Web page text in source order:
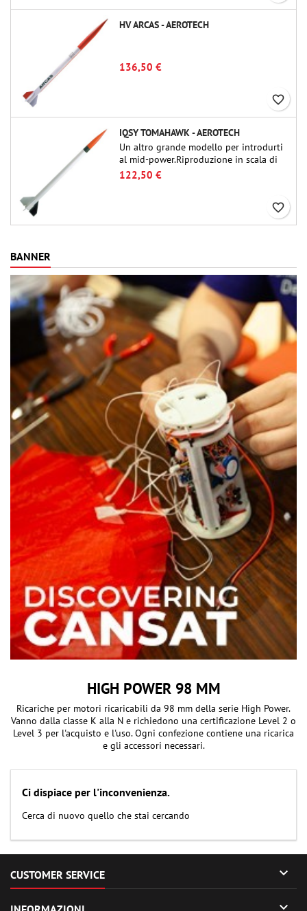
HV ARCAS - AEROTECH
136,50 €
favorite_border
IQSY TOMAHAWK - AEROTECH
Un altro grande modello per introdurti
al mid-power.Riproduzione in scala di
un famoso razzo-sonda, dalle dimensioni
contenute e adatto per passare a kit di
122,50 €
favorite_border
BANNER
HIGH POWER 98 MM
Ricariche per motori ricaricabili da 98 mm della serie High Power.
Vanno dalla classe K alla N e richiedono una certificazione Level 2 o
Level 3 per l'acquisto e l'uso. Ogni confezione contiene una ricarica
e gli accessori necessari.
Ci dispiace per l'inconvenienza.
Cerca di nuovo quello che stai cercando
CUSTOMER SERVICE 
